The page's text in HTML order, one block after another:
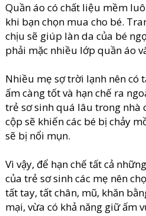
Quần áo có chất liệu mềm
khi bạn chọn mua cho bé.
chịu sẽ giúp làn da của bé
phải mặc nhiều lớp quần áo
Nhiều mẹ sợ trời lạnh nên có
ấm càng tốt và hạn chế ra
trẻ sơ sinh quá lâu trong nhà
cộp sẽ khiến các bé bị chảy
sẽ bị nổi mụn.
Vì vậy, để hạn chế tất cả
của trẻ sơ sinh các mẹ nên
tất tay, tất chân, mũ, khăn
mại, vừa có khả năng giữ ấm